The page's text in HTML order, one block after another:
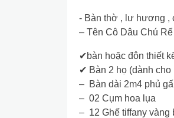
- Bàn thờ , lư hương ,
– Tên Cô Dâu Chú
✔bàn hoặc đôn thiết
✔ Bàn 2 họ (dành cho
– Bàn dài 2m4 phủ
– 02 Cụm hoa lụa
– 12 Ghế tiffany vàng